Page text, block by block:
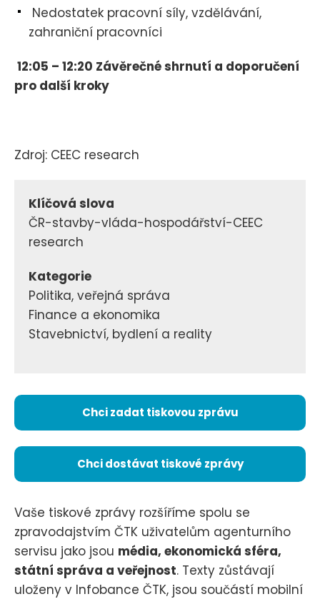
Nedostatek pracovní síly, vzdělávání,
zahraniční pracovníci
12:05 – 12:20 Závěrečné shrnutí a doporučení
pro další kroky
Zdroj: CEEC research
Klíčová slova
ČR-stavby-vláda-hospodářství-CEEC
research
Kategorie
Politika, veřejná správa
Finance a ekonomika
Stavebnictví, bydlení a reality
Chci zadat tiskovou zprávu
Chci dostávat tiskové zprávy
Vaše tiskové zprávy rozšíříme spolu se
zpravodajstvím ČTK uživatelům agenturního
servisu jako jsou média, ekonomická sféra,
státní správa a veřejnost. Texty zůstávají
uloženy v Infobance ČTK, jsou součástí mobilní